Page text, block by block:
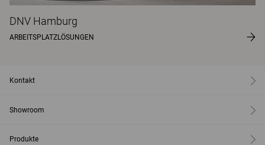
DNV Hamburg
ARBEITSPLATZLÖSUNGEN
Kontakt
Showroom
Produkte